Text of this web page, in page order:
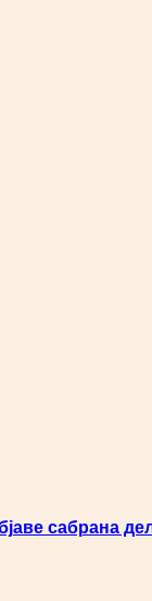
сабрана